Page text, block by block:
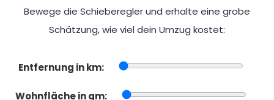
Bewege die Schieberegler und erhalte eine grobe
Schätzung, wie viel dein Umzug kostet:
Entfernung in km:
Wohnfläche in qm: